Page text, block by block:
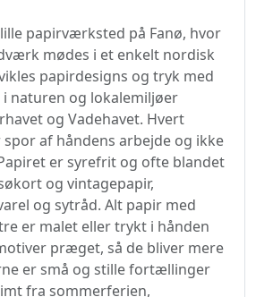
papirværksted på Fanø, hvor
mødes i et enkelt nordisk
papirdesigns og tryk med
naturen og lokalemiljøer
og Vadehavet. Hvert
af håndens arbejde og ikke
er syrefrit og ofte blandet
og vintagepapir,
og sytråd. Alt papir med
er malet eller trykt i hånden
præget, så de bliver mere
er små og stille fortællinger
fra sommerferien,